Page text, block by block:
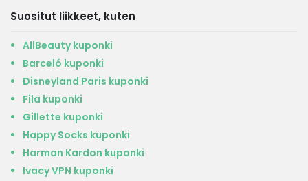
Suositut liikkeet, kuten
AllBeauty kuponki
Barceló kuponki
Disneyland Paris kuponki
Fila kuponki
Gillette kuponki
Happy Socks kuponki
Harman Kardon kuponki
Ivacy VPN kuponki